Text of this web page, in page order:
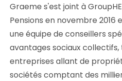
Graeme s'est joint à
Pensions en novembre
une équipe de conseillers
avantages sociaux
entreprises allant de
sociétés comptant des